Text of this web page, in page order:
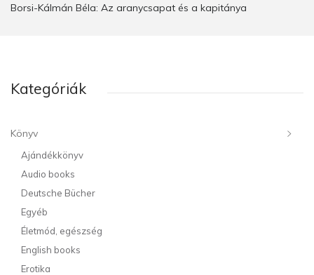
Borsi-Kálmán Béla: Az aranycsapat és a kapitánya
Kategóriák
Könyv
Ajándékkönyv
Audio books
Deutsche Bücher
Egyéb
Életmód, egészség
English books
Erotika